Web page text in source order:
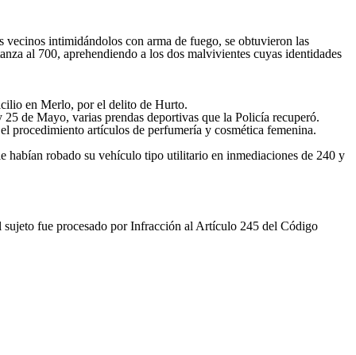
intimidándolos con arma de fuego, se obtuvieron las
al 700, aprehendiendo a los dos malvivientes cuyas identidades
en Merlo, por el delito de Hurto.
de Mayo, varias prendas deportivas que la Policía recuperó.
procedimiento artículos de perfumería y cosmética femenina.
habían robado su vehículo tipo utilitario en inmediaciones de 240 y
sujeto fue procesado por Infracción al Artículo 245 del Código